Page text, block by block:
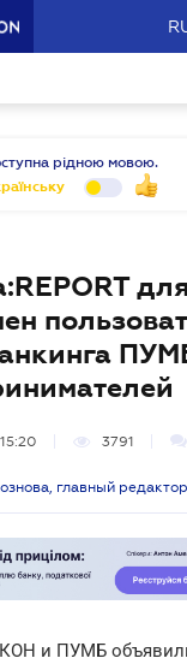
рідною мовою.
3791
главный
и ПУМБ